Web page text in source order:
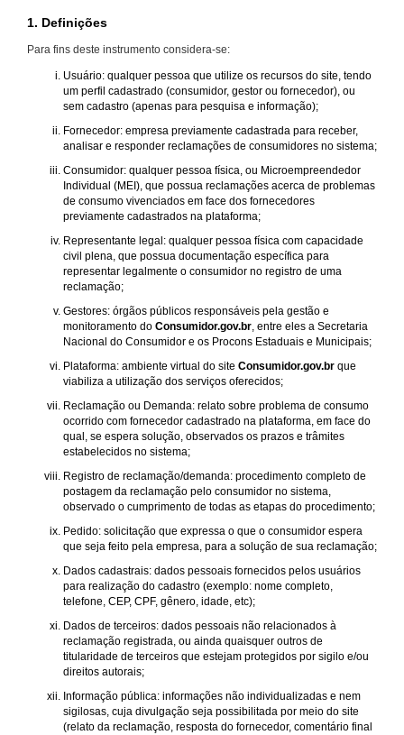
1. Definições
Para fins deste instrumento considera-se:
Usuário: qualquer pessoa que utilize os recursos do site, tendo
um perfil cadastrado (consumidor, gestor ou fornecedor), ou
sem cadastro (apenas para pesquisa e informação);
Fornecedor: empresa previamente cadastrada para receber,
analisar e responder reclamações de consumidores no sistema;
Consumidor: qualquer pessoa física, ou Microempreendedor
Individual (MEI), que possua reclamações acerca de problemas
de consumo vivenciados em face dos fornecedores
previamente cadastrados na plataforma;
Representante legal: qualquer pessoa física com capacidade
civil plena, que possua documentação específica para
representar legalmente o consumidor no registro de uma
reclamação;
Gestores: órgãos públicos responsáveis pela gestão e
monitoramento do Consumidor.gov.br, entre eles a Secretaria
Nacional do Consumidor e os Procons Estaduais e Municipais;
Plataforma: ambiente virtual do site Consumidor.gov.br que
viabiliza a utilização dos serviços oferecidos;
Reclamação ou Demanda: relato sobre problema de consumo
ocorrido com fornecedor cadastrado na plataforma, em face do
qual, se espera solução, observados os prazos e trâmites
estabelecidos no sistema;
Registro de reclamação/demanda: procedimento completo de
postagem da reclamação pelo consumidor no sistema,
observado o cumprimento de todas as etapas do procedimento;
Pedido: solicitação que expressa o que o consumidor espera
que seja feito pela empresa, para a solução de sua reclamação;
Dados cadastrais: dados pessoais fornecidos pelos usuários
para realização do cadastro (exemplo: nome completo,
telefone, CEP, CPF, gênero, idade, etc);
Dados de terceiros: dados pessoais não relacionados à
reclamação registrada, ou ainda quaisquer outros de
titularidade de terceiros que estejam protegidos por sigilo e/ou
direitos autorais;
Informação pública: informações não individualizadas e nem
sigilosas, cuja divulgação seja possibilitada por meio do site
(relato da reclamação, resposta do fornecedor, comentário final